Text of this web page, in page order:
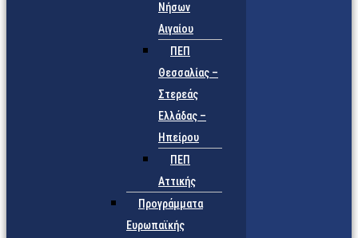
Νήσων
Αιγαίου
ΠΕΠ
Θεσσαλίας –
Στερεάς
Ελλάδας –
Ηπείρου
ΠΕΠ
Αττικής
Προγράμματα
Ευρωπαϊκής